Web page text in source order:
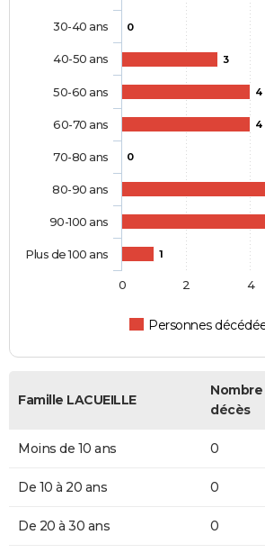
0
3
4
4
0
1
Personnes
30-40 ans
40-50 ans
50-60 ans
60-70 ans
70-80 ans
80-90 ans
90-100 ans
Plus de 100 ans
0 2 4
Famille LACUEILLE
Nombre
décès
Moins de 10 ans 0
De 10 à 20 ans 0
De 20 à 30 ans 0